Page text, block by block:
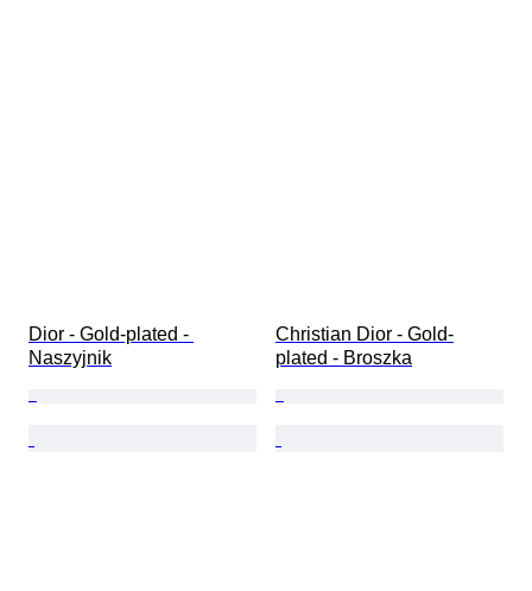
Dior - Gold-plated -
Naszyjnik
Christian Dior - Gold-
plated - Broszka